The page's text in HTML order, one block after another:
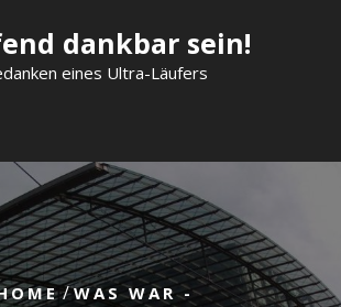
dankbar sein!
eines Ultra-Läufers
/WAS WAR -